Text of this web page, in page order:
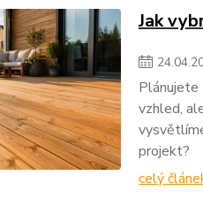
Jak
24.04.
Plánujete
vzhled,
projekt?
celý